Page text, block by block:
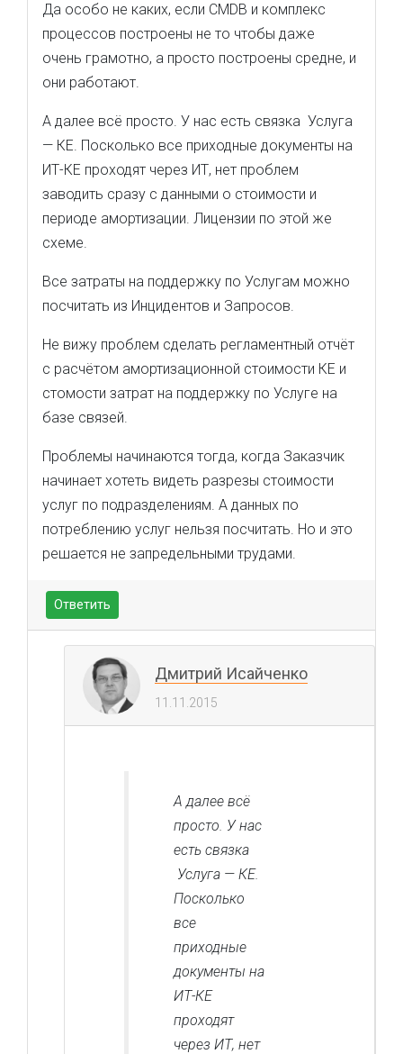
Да особо не каких, если CMDB и комплекс
процессов построены не то чтобы даже
очень грамотно, а просто построены средне, и
они работают.
А далее всё просто. У нас есть связка Услуга
— КЕ. Посколько все приходные документы на
ИТ-КЕ проходят через ИТ, нет проблем
заводить сразу с данными о стоимости и
периоде амортизации. Лицензии по этой же
схеме.
Все затраты на поддержку по Услугам можно
посчитать из Инцидентов и Запросов.
Не вижу проблем сделать регламентный отчёт
с расчётом амортизационной стоимости КЕ и
стомости затрат на поддержку по Услуге на
базе связей.
Проблемы начинаются тогда, когда Заказчик
начинает хотеть видеть разрезы стоимости
услуг по подразделениям. А данных по
потреблению услуг нельзя посчитать. Но и это
решается не запредельными трудами.
Ответить
Дмитрий Исайченко
11.11.2015
А далее всё
просто. У нас
есть связка
Услуга — КЕ.
Посколько
все
приходные
документы на
ИТ-КЕ
проходят
через ИТ, нет